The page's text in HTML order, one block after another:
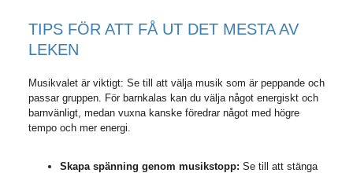
TIPS FÖR ATT FÅ UT DET MESTA AV
LEKEN
Musikvalet är viktigt: Se till att välja musik som är peppande och
passar gruppen. För barnkalas kan du välja något energiskt och
barnvänligt, medan vuxna kanske föredrar något med högre
tempo och mer energi.
Skapa spänning genom musikstopp: Se till att stänga